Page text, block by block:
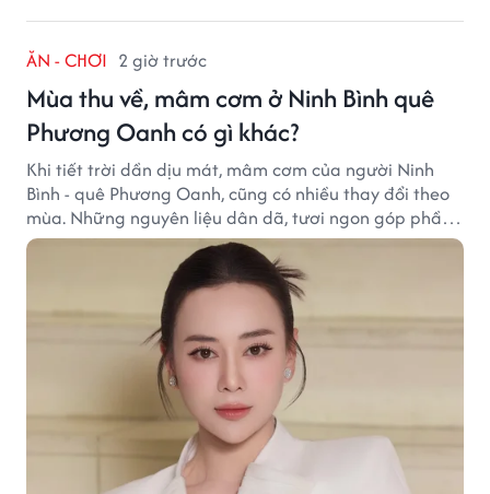
ĂN - CHƠI 2 giờ trước
Mùa thu về, mâm cơm ở Ninh Bình quê
Phương Oanh có gì khác?
Khi tiết trời dần dịu mát, mâm cơm của người Ninh
Bình - quê Phương Oanh, cũng có nhiều thay đổi theo
mùa. Những nguyên liệu dân dã, tươi ngon góp phần
tạo nên hương vị bình dị nhưng đầy cuốn hút của vùng